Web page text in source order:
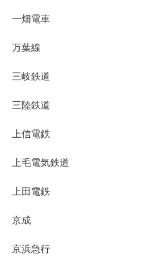
一畑電車
万葉線
三岐鉄道
三陸鉄道
上信電鉄
上毛電気鉄道
上田電鉄
京成
京浜急行